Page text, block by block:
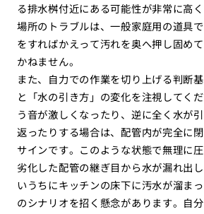
る排水桝付近にある可能性が非常に高
場所のトラブルは、一般家庭用の道具
をすればかえって汚れを奥へ押し固め
かねません。
また、自力での作業を切り上げる判断
と「水の引き方」の変化を注視してく
う音が激しくなったり、逆に全く水が
返ったりする場合は、配管内が完全に
サインです。このような状態で無理に圧
劣化した配管の継ぎ目から水が漏れ出
いうちにキッチンの床下に汚水が溜ま
のシナリオを招く懸念があります。自